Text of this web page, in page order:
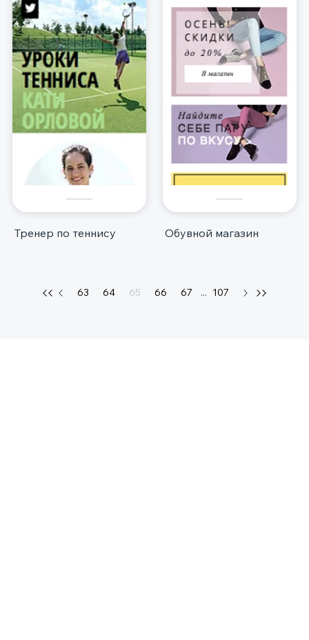
Тренер по теннису Обувной магазин
63 64 65 66 67 ... 107